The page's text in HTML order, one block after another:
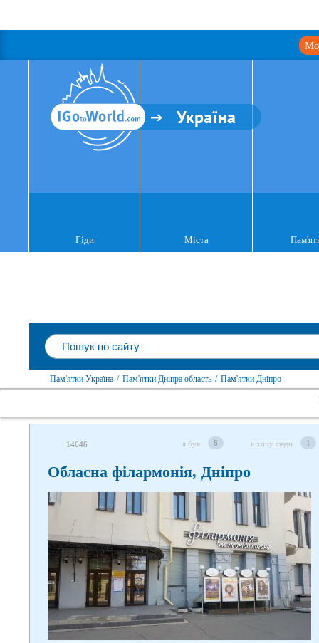
Україна
Гіди Міста
Пам'ятки Україна / Пам'ятки Дніпра область / Пам'ятки Дніпро
14646 я був 8 я хочу сюди 1
Обласна філармонія, Дніпро